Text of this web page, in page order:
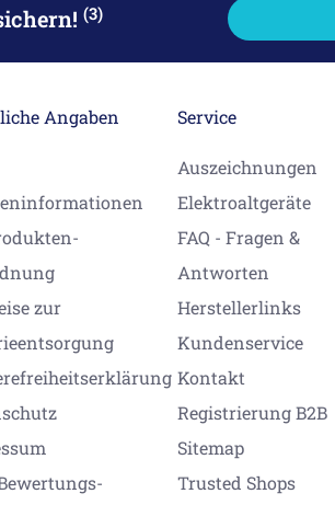
(3)
Angaben
zur
Service
Auszeichnungen
Elektroaltgeräte
FAQ - Fragen &
Antworten
Herstellerlinks
Kundenservice
Kontakt
Registrierung B2B
Sitemap
Trusted Shops